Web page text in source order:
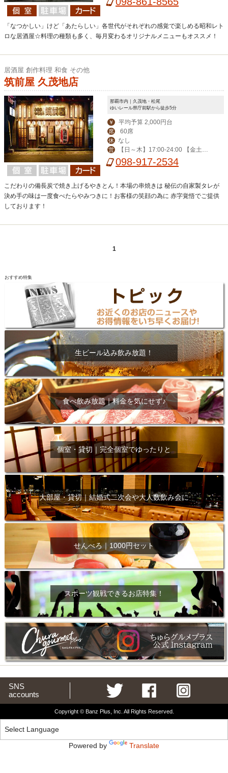
「なつかしい」けど「あたらしい」各世代がそれぞれの感覚で楽しめる昭和レト
ロな居酒屋☆料理の種類も多く、毎月変わるオリジナルメニューもオススメ！
居酒屋 創作料理 和食 その他
筑前屋 久茂地店
那覇市内｜久茂地・松尾
ゆいレール県庁前駅から徒歩5分
￥ 平均予算 2,000円台
席 60席
休 なし
営
【日～木】17:00-24:00 【金土祝
前日】-翌3:00 ※2019年2月より営業
098-917-2534
こだわりの備長炭で焼き上げるやきとん！本場の串焼きは 秘伝の自家製タレが
決め手の味は一度食べたらやみつきに！お客様の笑顔の為に 赤字覚悟でご提供
しております！
1
おすすめ特集
生ビール込み飲み放題！
食べ飲み放題｜料金を気にせず♪
個室・貸切｜完全個室でゆったりと
大部屋・貸切｜結婚式二次会や大人数飲み会に
せんべろ｜1000円セット
スポーツ観戦できるお店特集！
SNS
accounts
Copyright © Banz Plus, Inc. All Rights Reserved.
Powered by Translate